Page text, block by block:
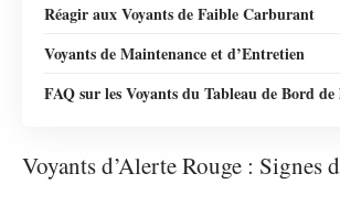
Réagir aux Voyants de Faible Carburant
Voyants de Maintenance et d’Entretien
FAQ sur les Voyants du Tableau de Bord de
Voyants d’Alerte Rouge : Signes